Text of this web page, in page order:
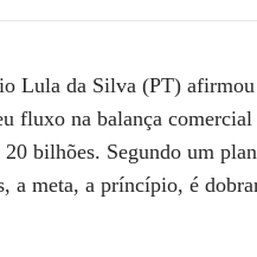
Lula da Silva (PT)
fluxo na balança
bilhões. Segundo um
a meta, a príncípio, é